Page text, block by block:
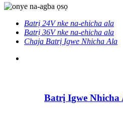
Batrị 24V nke na-ehicha ala
Batrị 36V nke na-ehicha ala
Chaja Batrị Igwe Nhicha Ala
Batrị Igwe Nhicha